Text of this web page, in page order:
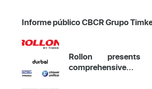
Informe público CBCR Grupo
Rollon
comprehensive...